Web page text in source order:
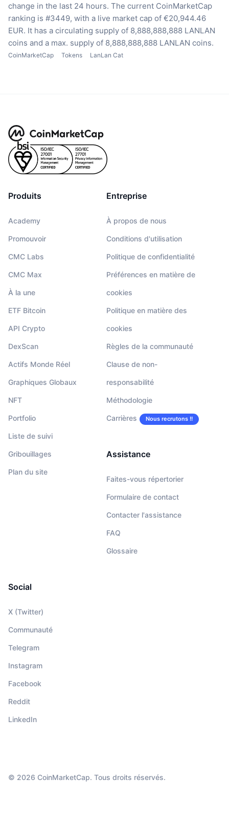
change in the last 24 hours. The current CoinMarketCap
ranking is #3449, with a live market cap of €20,944.46
EUR. It has a circulating supply of 8,888,888,888 LANLAN
coins and a max. supply of 8,888,888,888 LANLAN coins.
CoinMarketCap Tokens LanLan Cat
Produits
Academy
Promouvoir
CMC Labs
CMC Max
À la une
ETF Bitcoin
API Crypto
DexScan
Actifs Monde Réel
Graphiques Globaux
NFT
Portfolio
Liste de suivi
Gribouillages
Plan du site
Entreprise
À propos de nous
Conditions d'utilisation
Politique de confidentialité
Préférences en matière de
cookies
Politique en matière des
cookies
Règles de la communauté
Clause de non-
responsabilité
Méthodologie
Carrières Nous recrutons !!
Assistance
Faites-vous répertorier
Formulaire de contact
Contacter l'assistance
FAQ
Glossaire
Social
X (Twitter)
Communauté
Telegram
Instagram
Facebook
Reddit
LinkedIn
© 2026 CoinMarketCap. Tous droits réservés.